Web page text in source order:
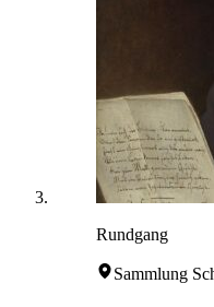
Rundgang
Sammlung